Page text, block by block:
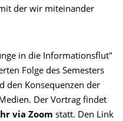
der wir miteinander
in die Informationsflut"
Folge des Semesters
den Konsequenzen der
Der Vortrag findet
via Zoom statt. Den Link